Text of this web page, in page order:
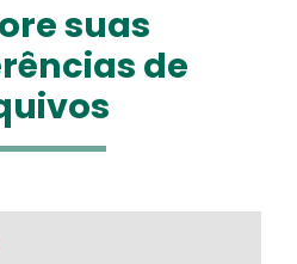
suas
de